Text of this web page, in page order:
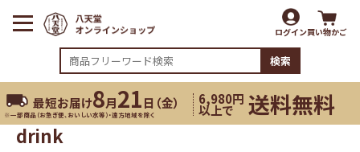
ログイン買い物かご
検索
最短お届け8月21日（金）
※一部商品（お急ぎ便、おいしい水等）・遠方地域を除く
6,980円
以上で 送料無料
drink